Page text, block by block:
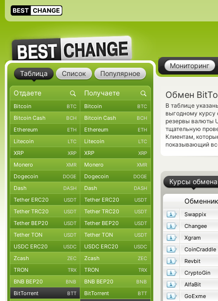
Мониторинг
Обмен
В таблице
выгодному курсу
резервы валюты
тщательную
Клиентам,
показывающий
Курсы обмена
Обменник
Swappix
Changee
Xgram
CoinCraddle
Revbit
CryptoGin
AlfaBit
GoExme
Таблица Список Популярное
Bitcoin BTC Bitcoin BTC
Bitcoin Cash BCH Bitcoin Cash BCH
Ethereum ETH Ethereum ETH
Litecoin LTC Litecoin LTC
XRP XRP XRP XRP
Monero XMR Monero XMR
Dogecoin DOGE Dogecoin DOGE
Dash DASH Dash DASH
Tether ERC20 USDT Tether ERC20 USDT
Tether TRC20 USDT Tether TRC20 USDT
Tether BEP20 USDT Tether BEP20 USDT
Tether TON USDT Tether TON USDT
USDC ERC20 USDC USDC ERC20 USDC
Zcash ZEC Zcash ZEC
TRON TRX TRON TRX
BNB BEP20 BNB BNB BEP20 BNB
BitTorrent BTT BitTorrent BTT